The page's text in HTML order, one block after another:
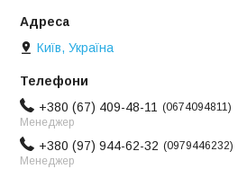
Київ, Україна
+380 (67) 409-48-11
0674094811
Менеджер
+380 (97) 944-62-32
0979446232
Менеджер